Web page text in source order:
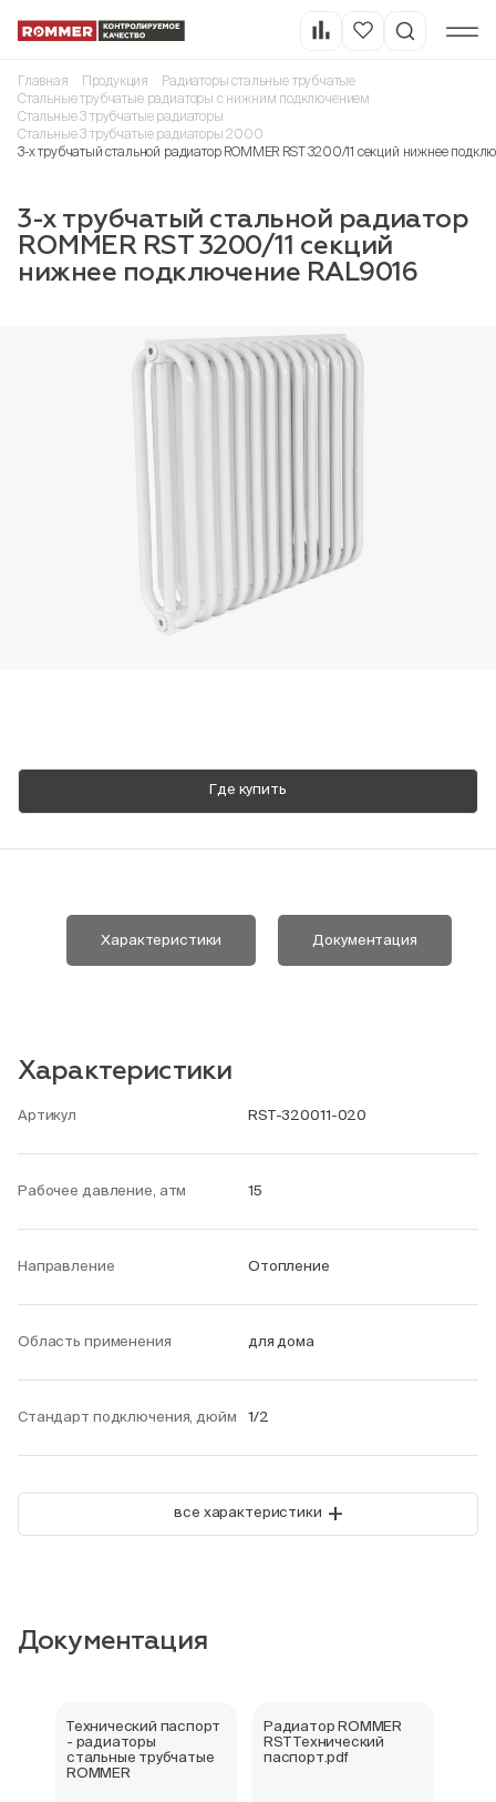
Пн-Пт, 9:00—18:00
Главная Продукция
Радиаторы стальные трубчатые
Стальные трубчатые радиаторы с нижним подключением
Стальные 3 трубчатые радиаторы
Стальные 3 трубчатые радиаторы 2000
3-х трубчатый стальной радиатор ROMMER RST 3200/11 секций нижнее
3-х трубчатый стальной радиатор
ROMMER RST 3200/11 секций
нижнее подключение RAL9016
Где купить
Характеристики Документация
Характеристики
Артикул RST-320011-020
Рабочее давление, атм 15
Направление Отопление
Область применения для дома
Стандарт подключения, дюйм 1/2
все характеристики +
Документация
Технический паспорт
- радиаторы
стальные трубчатые
ROMMER
Радиатор ROMMER
RST Технический
паспорт.pdf